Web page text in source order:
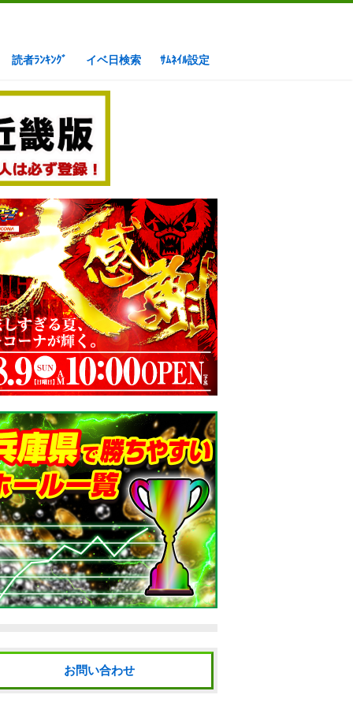
読者ﾗﾝｷﾝｸﾞ イベ日検索 ｻﾑﾈｲﾙ設定
お問い合わせ